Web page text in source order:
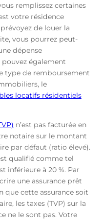
remplissez certaines
votre résidence
de louer la
vous pourrez peut-
dépense
également
type de remboursement
le
locatifs résidentiels
n’est pas facturée en
notaire sur le montant
par défaut (ratio élevé).
qualifié comme tel
inférieure à 20 %. Par
une assurance prêt
que cette assurance soit
les taxes (TVP) sur la
ne le sont pas. Votre